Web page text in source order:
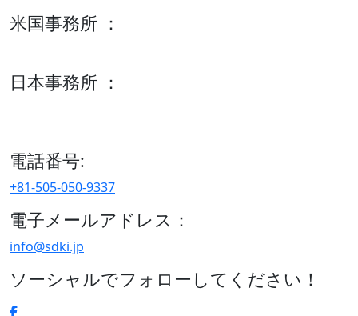
米国事務所 ：
日本事務所 ：
電話番号:
+81-505-050-9337
電子メールアドレス：
info@sdki.jp
ソーシャルでフォローしてください！